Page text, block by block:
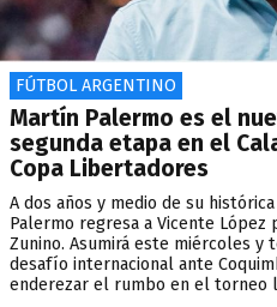
FÚTBOL ARGENTINO
Martín Palermo es el
segunda etapa en el
Copa Libertadores
A dos años y medio de su
Palermo regresa a Vicente López
Zunino. Asumirá este miércoles
desafío internacional ante
enderezar el rumbo en el torneo